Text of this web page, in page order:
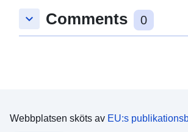
keyboard_arrow_down Comments 0
Webbplatsen sköts av EU:s